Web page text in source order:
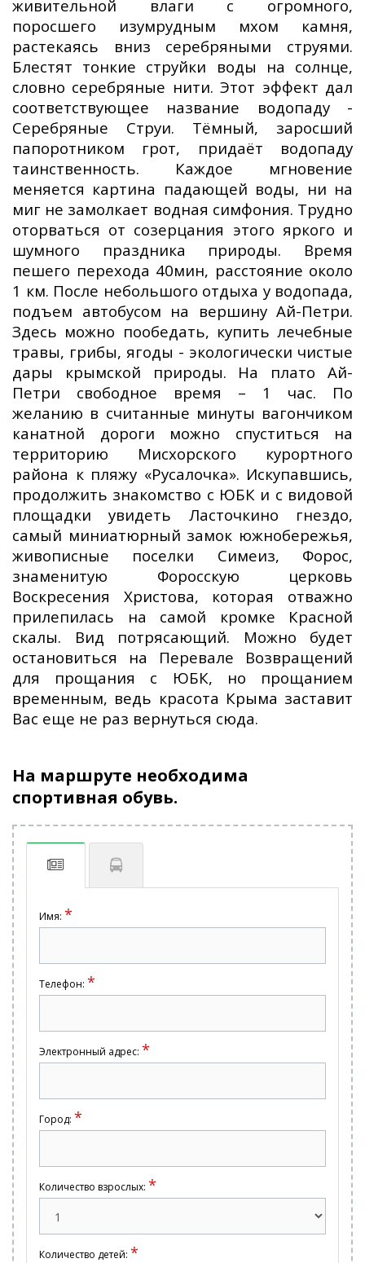
живительной влаги с огромного,
поросшего изумрудным мхом камня,
растекаясь вниз серебряными струями.
Блестят тонкие струйки воды на солнце,
словно серебряные нити. Этот эффект дал
соответствующее название водопаду -
Серебряные Струи. Тёмный, заросший
папоротником грот, придаёт водопаду
таинственность. Каждое мгновение
меняется картина падающей воды, ни на
миг не замолкает водная симфония. Трудно
оторваться от созерцания этого яркого и
шумного праздника природы. Время
пешего перехода 40мин, расстояние около
1 км. После небольшого отдыха у водопада,
подъем автобусом на вершину Ай-Петри.
Здесь можно пообедать, купить лечебные
травы, грибы, ягоды - экологически чистые
дары крымской природы. На плато Ай-
Петри свободное время – 1 час. По
желанию в считанные минуты вагончиком
канатной дороги можно спуститься на
территорию Мисхорского курортного
района к пляжу «Русалочка». Искупавшись,
продолжить знакомство с ЮБК и с видовой
площадки увидеть Ласточкино гнездо,
самый миниатюрный замок южнобережья,
живописные поселки Симеиз, Форос,
знаменитую Форосскую церковь
Воскресения Христова, которая отважно
прилепилась на самой кромке Красной
скалы. Вид потрясающий. Можно будет
остановиться на Перевале Возвращений
для прощания с ЮБК, но прощанием
временным, ведь красота Крыма заставит
Вас еще не раз вернуться сюда.
На маршруте необходима
спортивная обувь.
Имя: *
Телефон: *
Электронный адрес: *
Город: *
Количество взрослых: *
Количество детей: *